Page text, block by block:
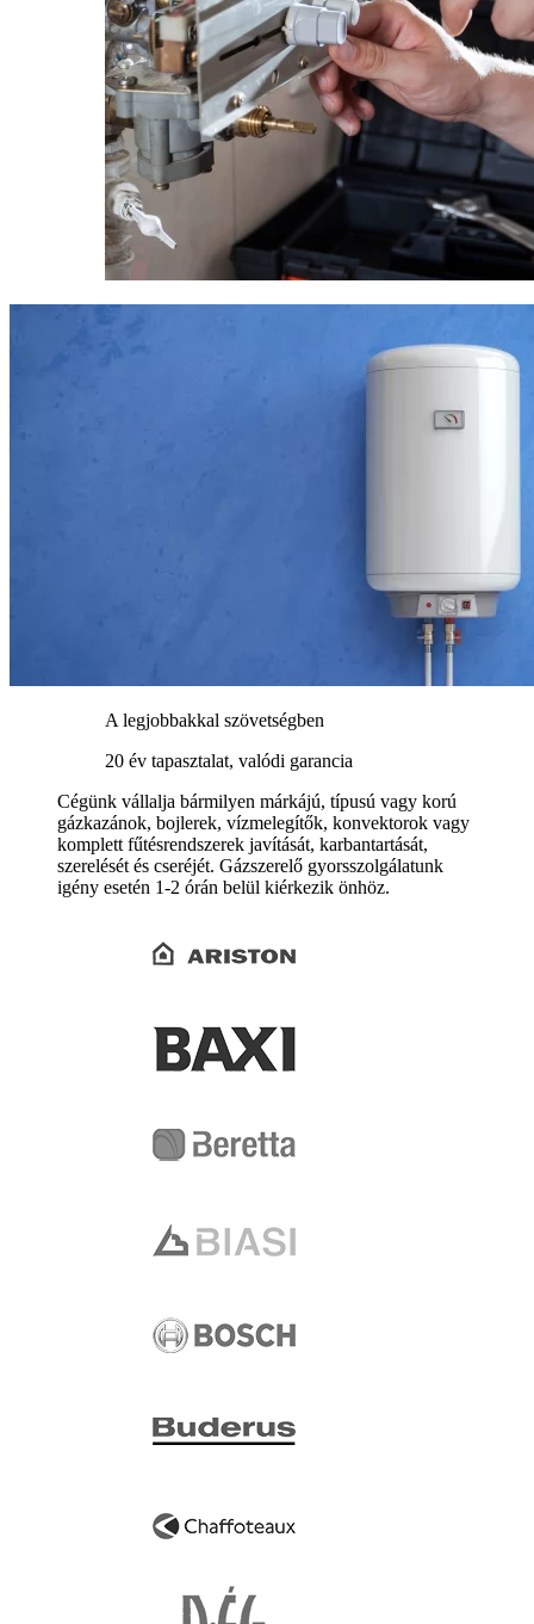
A legjobbakkal szövetségben
20 év tapasztalat, valódi garancia
Cégünk vállalja bármilyen márkájú, típusú vagy korú
gázkazánok, bojlerek, vízmelegítők, konvektorok vagy
komplett fűtésrendszerek javítását, karbantartását,
szerelését és cseréjét. Gázszerelő gyorsszolgálatunk
igény esetén 1-2 órán belül kiérkezik önhöz.